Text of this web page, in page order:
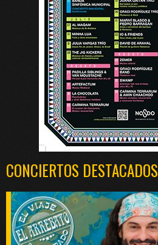
CONCIERTOS DESTACADOS